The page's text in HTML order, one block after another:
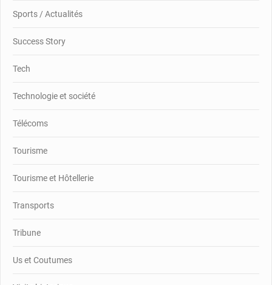
Sports / Actualités
Success Story
Tech
Technologie et société
Télécoms
Tourisme
Tourisme et Hôtellerie
Transports
Tribune
Us et Coutumes